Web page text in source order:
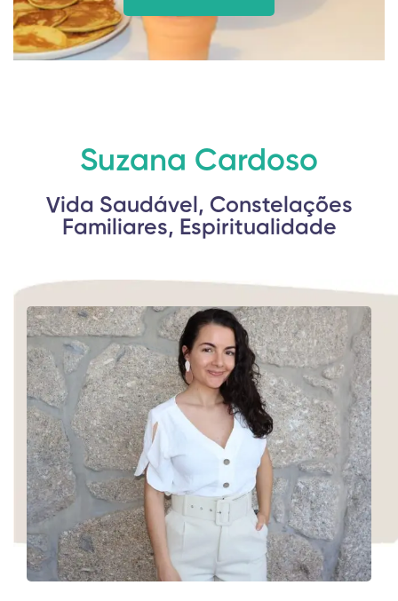
Suzana Cardoso
Vida Saudável, Constelações
Familiares, Espiritualidade